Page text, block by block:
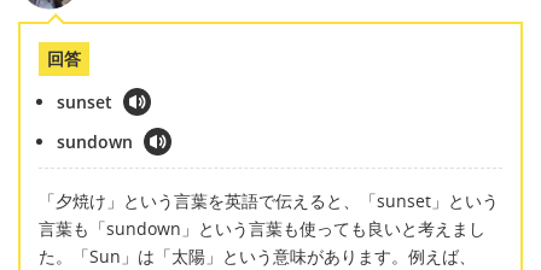
回答
sunset
sundown
「夕焼け」という言葉を英語で伝えると、「sunset」という
言葉も「sundown」という言葉も使っても良いと考えまし
た。「Sun」は「太陽」という意味があります。例えば、